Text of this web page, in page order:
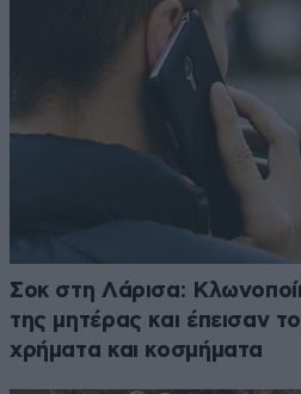
Σοκ στη Λάρισα:
της μητέρας και έπεισαν
χρήματα και κοσμήματα